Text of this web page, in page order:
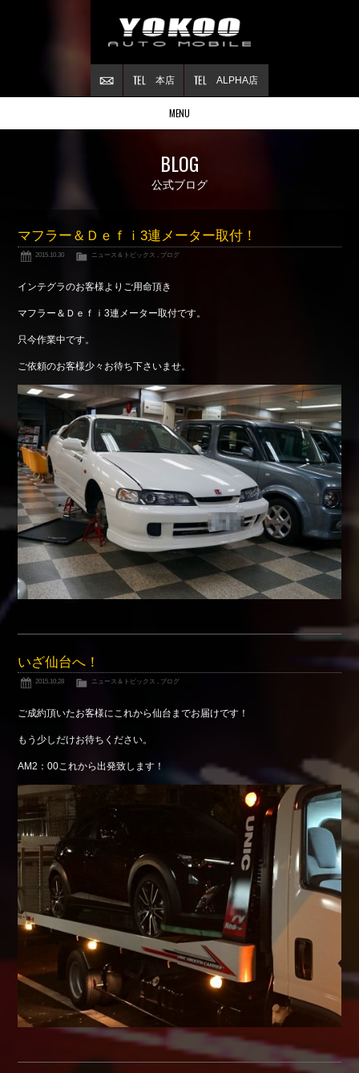
ALPHA店
本店
MENU
NSXについて
Reflesh Plan
買取査定
Blog
Shop info.
店舗紹介
Company
会社概要
BLOG
公式ブログ
マフラー＆Ｄｅｆｉ3連メーター取付！
2015.10.30 ニュース＆トピックス , ブログ
インテグラのお客様よりご用命頂き
マフラー＆Ｄｅｆｉ3連メーター取付です。
只今作業中です。
ご依頼のお客様少々お待ち下さいませ。
いざ仙台へ！
2015.10.28 ニュース＆トピックス , ブログ
ご成約頂いたお客様にこれから仙台までお届けです！
もう少しだけお待ちください。
AM2：00これから出発致します！